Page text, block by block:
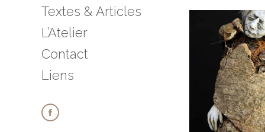
Textes & Articles
L’Atelier
Contact
Liens
Facebook